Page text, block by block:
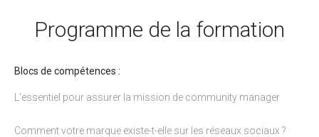
Programme de la formation
Blocs de compétences :
L'essentiel pour assurer la mission de community manager
Comment votre marque existe-t-elle sur les réseaux sociaux ?